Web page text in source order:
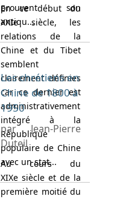
prouvent son
antiqu...
En ce début du
XXIe siècle, les
relations de la
Chine et du Tibet
semblent
clairement définies
car ce dernier est
administrativement
intégré à la
République
populaire de Chine
avec un stat...
Les chrétiens en
Chine de 1800 à
1950
par Jean-Pierre
Duteil
Au cours du
XIXe siècle et de la
première moitié du